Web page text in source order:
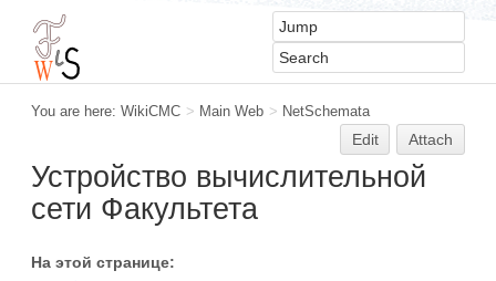
You are here: WikiCMC > Main Web > NetSchemata
Edit Attach
Устройство вычислительной
сети Факультета
На этой странице: